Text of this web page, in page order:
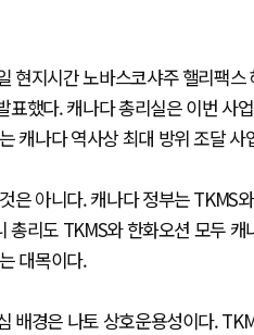
현지시간 노바스코샤주 핼리팩
표했다. 캐나다 총리실은 이번 사
캐나다 역사상 최대 방위 조달 사
은 아니다. 캐나다 정부는 TKMS
총리도 TKMS와 한화오션 모두
대목이다.
배경은 나토 상호운용성이다.